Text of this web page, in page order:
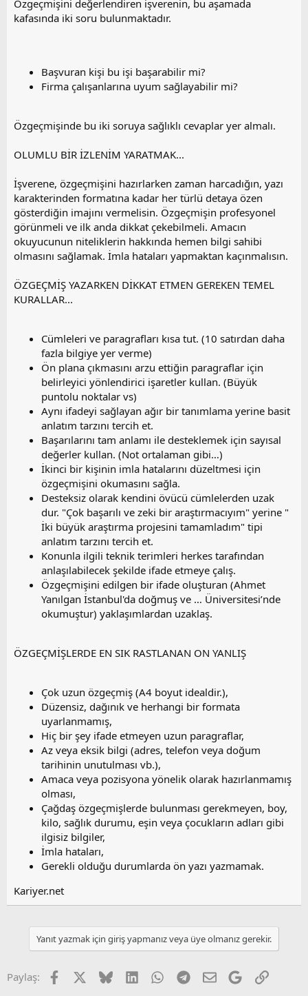
Özgeçmişini değerlendiren işverenin, bu aşamada
kafasında iki soru bulunmaktadır.
Başvuran kişi bu işi başarabilir mi?
Firma çalışanlarına uyum sağlayabilir mi?
Özgeçmişinde bu iki soruya sağlıklı cevaplar yer almalı.
OLUMLU BİR İZLENİM YARATMAK...
İşverene, özgeçmişini hazırlarken zaman harcadığın, yazı
karakterinden formatına kadar her türlü detaya özen
gösterdiğin imajını vermelisin. Özgeçmişin profesyonel
görünmeli ve ilk anda dikkat çekebilmeli. Amacın
okuyucunun niteliklerin hakkında hemen bilgi sahibi
olmasını sağlamak. İmla hataları yapmaktan kaçınmalısın.
ÖZGEÇMİŞ YAZARKEN DİKKAT ETMEN GEREKEN TEMEL
KURALLAR...
Cümleleri ve paragrafları kısa tut. (10 satırdan daha
fazla bilgiye yer verme)
Ön plana çıkmasını arzu ettiğin paragraflar için
belirleyici yönlendirici işaretler kullan. (Büyük
puntolu noktalar vs)
Aynı ifadeyi sağlayan ağır bir tanımlama yerine basit
anlatım tarzını tercih et.
Başarılarını tam anlamı ile desteklemek için sayısal
değerler kullan. (Not ortalaman gibi…)
İkinci bir kişinin imla hatalarını düzeltmesi için
özgeçmişini okumasını sağla.
Desteksiz olarak kendini övücü cümlelerden uzak
dur. "Çok başarılı ve zeki bir araştırmacıyım" yerine "
İki büyük araştırma projesini tamamladım" tipi
anlatım tarzını tercih et.
Konunla ilgili teknik terimleri herkes tarafından
anlaşılabilecek şekilde ifade etmeye çalış.
Özgeçmişini edilgen bir ifade oluşturan (Ahmet
Yanılgan İstanbul'da doğmuş ve … Üniversitesi’nde
okumuştur) yaklaşımlardan uzaklaş.
ÖZGEÇMİŞLERDE EN SIK RASTLANAN ON YANLIŞ
Çok uzun özgeçmiş (A4 boyut idealdir.),
Düzensiz, dağınık ve herhangi bir formata
uyarlanmamış,
Hiç bir şey ifade etmeyen uzun paragraflar,
Az veya eksik bilgi (adres, telefon veya doğum
tarihinin unutulması vb.),
Amaca veya pozisyona yönelik olarak hazırlanmamış
olması,
Çağdaş özgeçmişlerde bulunması gerekmeyen, boy,
kilo, sağlık durumu, eşin veya çocukların adları gibi
ilgisiz bilgiler,
İmla hataları,
Gerekli olduğu durumlarda ön yazı yazmamak.
Kariyer.net
Yanıt yazmak için giriş yapmanız veya üye olmanız gerekir.
Paylaş: Facebook BlueskyLinkedInWhatsApp
Telegram
E-postaGoogleLink